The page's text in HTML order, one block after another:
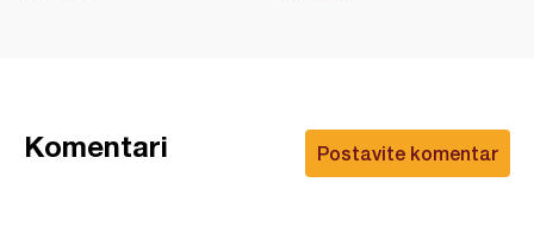
Postavite komentar
Komentari